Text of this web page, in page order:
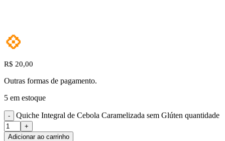
💠
R$ 20,00
Outras formas de pagamento.
5 em estoque
Quiche Integral de Cebola Caramelizada sem Glúten quantidade
Adicionar ao carrinho